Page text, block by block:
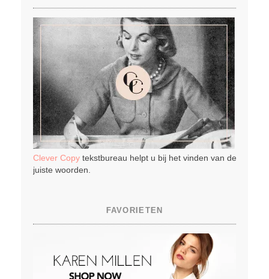
Clever Copytekstbureau helpt u bij het vinden van de
juiste woorden.
FAVORIETEN